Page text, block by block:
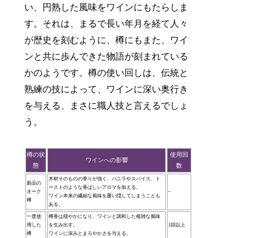
い、円熟した風味をワインにもたらしま
す。それは、まるで長い年月を経て人々
が歴史を刻むように、樽にもまた、ワイ
ンと共に歩んできた物語が刻まれている
かのようです。樽の使い回しは、伝統と
熟練の技によって、ワインに深い奥行き
を与える、まさに職人技と言えるでしょ
う。
樽の状
態
ワインへの影響
使用回
数
新品の
オーク
樽
木材そのものの香りが強く、バニラやスパイス、ト
ーストのような香ばしいアロマを加える。
ワイン本来の繊細な風味を覆い隠してしまうことも
ある。
–
一度使
用した
樽
樽香は穏やかになり、ワインと調和した複雑な風味
を生み出す。
ワインに深みとまろやかさを与える。
1回以上